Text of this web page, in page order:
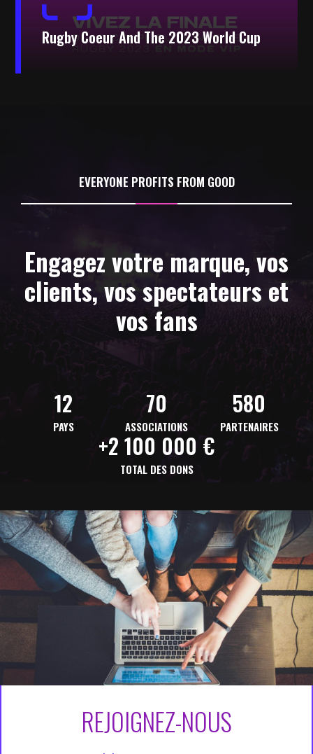
Rugby Coeur And The 2023 World Cup
EVERYONE PROFITS FROM GOOD
Engagez votre marque, vos
clients, vos spectateurs et
vos fans
12
PAYS
70
ASSOCIATIONS
580
PARTENAIRES
+2 100 000 €
TOTAL DES DONS
REJOIGNEZ-NOUS